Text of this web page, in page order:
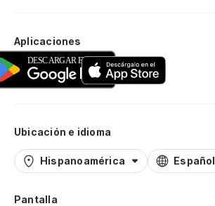
Aplicaciones
Ubicación e idioma
Hispanoamérica Español
Pantalla